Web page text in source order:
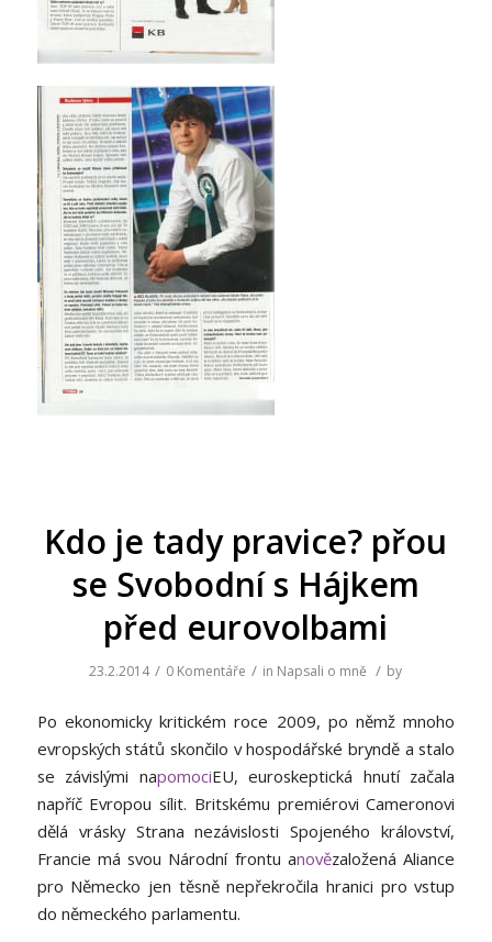
Kdo je tady pravice? přou
se Svobodní s Hájkem
před eurovolbami
23.2.2014 / 0 Komentáře / in Napsali o mně / by
Po ekonomicky kritickém roce 2009, po němž mnoho
evropských států skončilo v hospodářské bryndě a stalo
se závislými napomociEU, euroskeptická hnutí začala
napříč Evropou sílit. Britskému premiérovi Cameronovi
dělá vrásky Strana nezávislosti Spojeného království,
Francie má svou Národní frontu anovězaložená Aliance
pro Německo jen těsně nepřekročila hranici pro vstup
do německého parlamentu.